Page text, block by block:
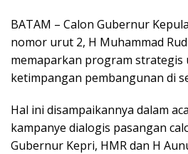
BATAM – Calon Gubernur
nomor urut 2, H Muhammad
memaparkan program strategis
ketimpangan pembangunan di
Hal ini disampaikannya dalam
kampanye dialogis pasangan
Gubernur Kepri, HMR dan H